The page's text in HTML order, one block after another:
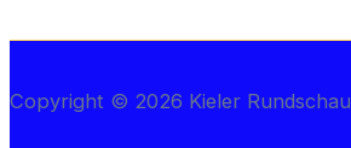
Copyright © 2026 Kieler Rundschau